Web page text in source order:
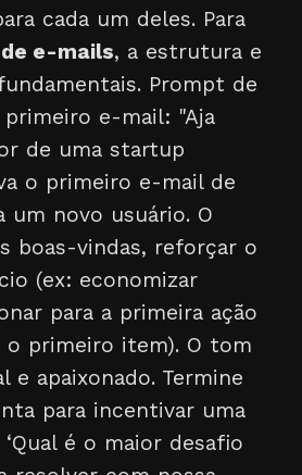
cada um deles. Para
e-mails, a estrutura e
Prompt de
e-mail: "Aja
de uma startup
o primeiro e-mail de
um novo usuário. O
boas-vindas, reforçar o
(ex: economizar
para a primeira ação
primeiro item). O tom
e apaixonado. Termine
para incentivar uma
é o maior desafio